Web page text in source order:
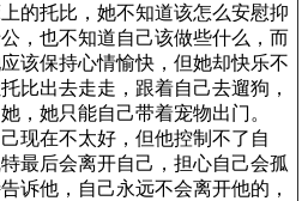
的托比，她不知道该怎么安慰抑
，也不知道自己该做些什么，而
该保持心情愉快，但她却快乐不
比出去走走，跟着自己去遛狗，
，她只能自己带着宠物出门。
现在不太好，但他控制不了自
最后会离开自己，担心自己会孤
诉他，自己永远不会离开他的，